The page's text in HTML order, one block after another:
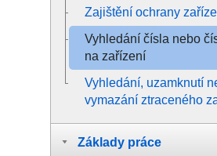
Zajištění ochrany
Vyhledání čísla nebo
na zařízení
Vyhledání, uzamknutí
vymazání ztraceného
Základy práce